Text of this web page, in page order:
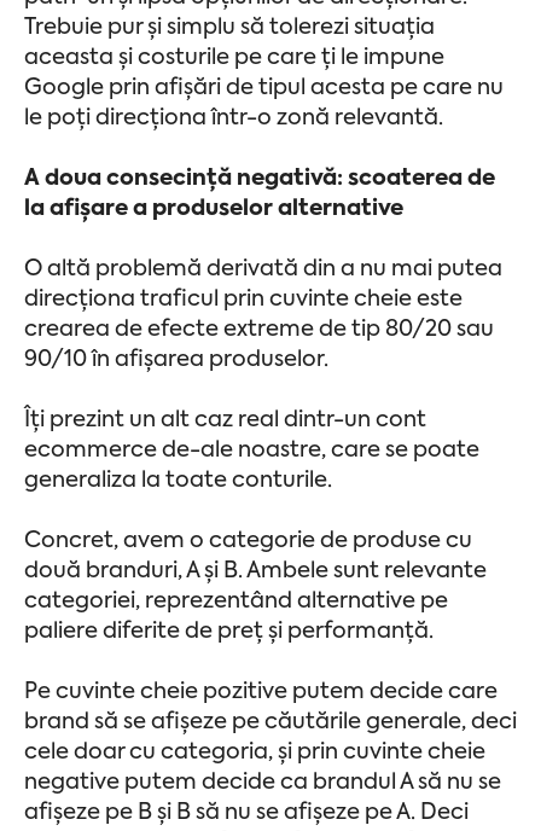
Trebuie pur și simplu să tolerezi situația
aceasta și costurile pe care ți le impune
Google prin afișări de tipul acesta pe care nu
le poți direcționa într-o zonă relevantă.
A doua consecință negativă: scoaterea de
la afișare a produselor alternative
O altă problemă derivată din a nu mai putea
direcționa traficul prin cuvinte cheie este
crearea de efecte extreme de tip 80/20 sau
90/10 în afișarea produselor.
Îți prezint un alt caz real dintr-un cont
ecommerce de-ale noastre, care se poate
generaliza la toate conturile.
Concret, avem o categorie de produse cu
două branduri, A și B. Ambele sunt relevante
categoriei, reprezentând alternative pe
paliere diferite de preț și performanță.
Pe cuvinte cheie pozitive putem decide care
brand să se afișeze pe căutările generale, deci
cele doar cu categoria, și prin cuvinte cheie
negative putem decide ca brandul A să nu se
afișeze pe B și B să nu se afișeze pe A. Deci